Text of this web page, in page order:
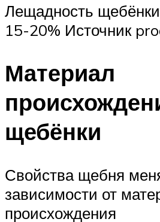
Лещадность
15-20% Источник
Материал
щебёнки
Свойства щебня
зависимости от
происхождения